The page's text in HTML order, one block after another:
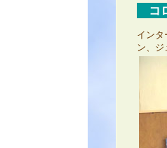
コ
インタ
ン、ジ